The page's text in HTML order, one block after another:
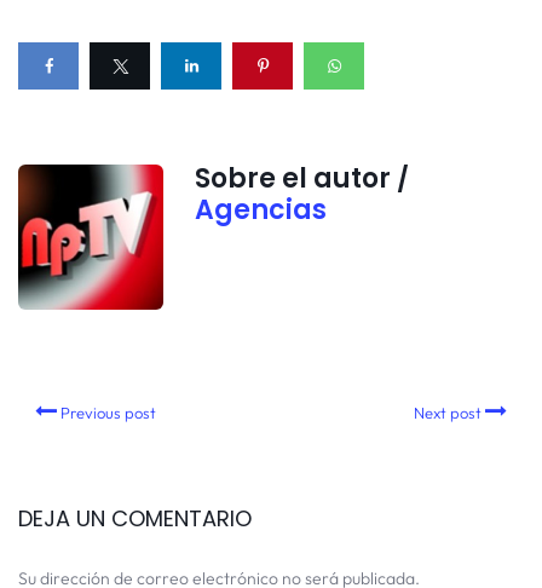
Sobre el autor /
Agencias
Previous post Next post
DEJA UN COMENTARIO
Su dirección de correo electrónico no será publicada.